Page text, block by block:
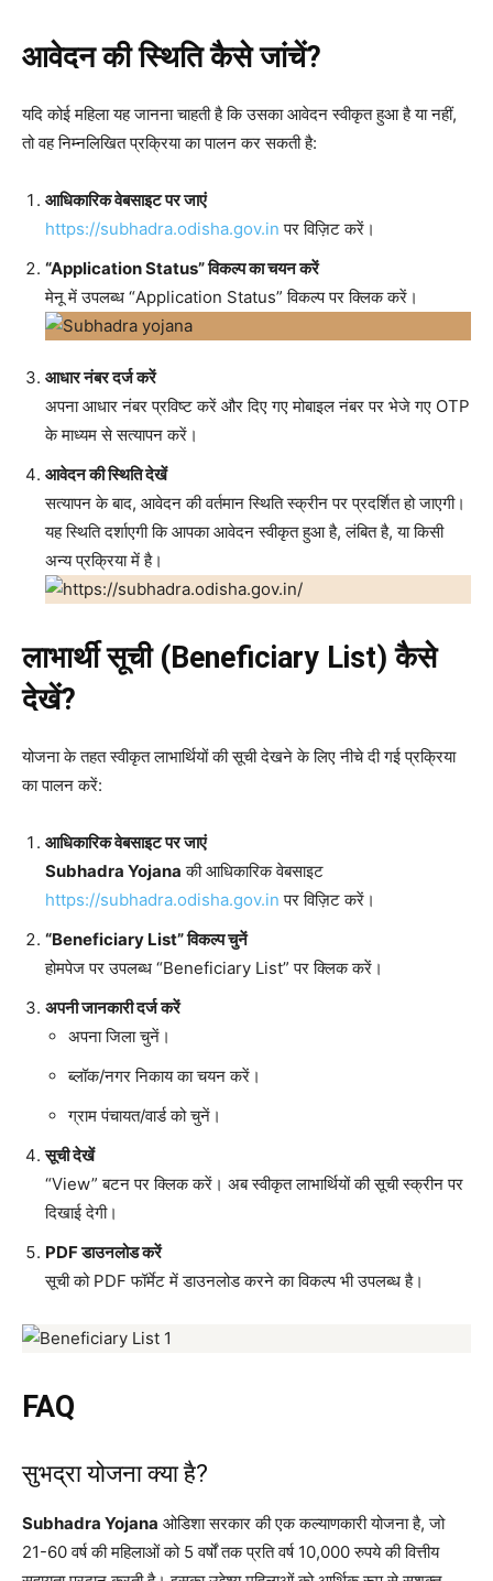
आवेदन की स्थिति कैसे जांचें?
यदि कोई महिला यह जानना चाहती है कि उसका आवेदन स्वीकृत हुआ है या नहीं,
तो वह निम्नलिखित प्रक्रिया का पालन कर सकती है:
आधिकारिक वेबसाइट पर जाएं
https://subhadra.odisha.gov.in पर विज़िट करें।
“Application Status” विकल्प का चयन करें
मेनू में उपलब्ध “Application Status” विकल्प पर क्लिक करें।
आधार नंबर दर्ज करें
अपना आधार नंबर प्रविष्ट करें और दिए गए मोबाइल नंबर पर भेजे गए OTP
के माध्यम से सत्यापन करें।
आवेदन की स्थिति देखें
सत्यापन के बाद, आवेदन की वर्तमान स्थिति स्क्रीन पर प्रदर्शित हो जाएगी।
यह स्थिति दर्शाएगी कि आपका आवेदन स्वीकृत हुआ है, लंबित है, या किसी
अन्य प्रक्रिया में है।
लाभार्थी सूची (Beneficiary List) कैसे
देखें?
योजना के तहत स्वीकृत लाभार्थियों की सूची देखने के लिए नीचे दी गई प्रक्रिया
का पालन करें:
आधिकारिक वेबसाइट पर जाएं
Subhadra Yojana की आधिकारिक वेबसाइट
https://subhadra.odisha.gov.in पर विज़िट करें।
“Beneficiary List” विकल्प चुनें
होमपेज पर उपलब्ध “Beneficiary List” पर क्लिक करें।
अपनी जानकारी दर्ज करें
अपना जिला चुनें।
ब्लॉक/नगर निकाय का चयन करें।
ग्राम पंचायत/वार्ड को चुनें।
सूची देखें
“View” बटन पर क्लिक करें। अब स्वीकृत लाभार्थियों की सूची स्क्रीन पर
दिखाई देगी।
PDF डाउनलोड करें
सूची को PDF फॉर्मेट में डाउनलोड करने का विकल्प भी उपलब्ध है।
FAQ
सुभद्रा योजना क्या है?
Subhadra Yojana ओडिशा सरकार की एक कल्याणकारी योजना है, जो
21-60 वर्ष की महिलाओं को 5 वर्षों तक प्रति वर्ष 10,000 रुपये की वित्तीय